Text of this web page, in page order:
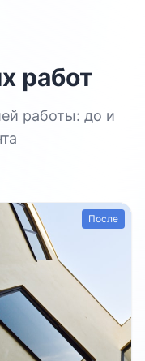
работ
работы: до и
После